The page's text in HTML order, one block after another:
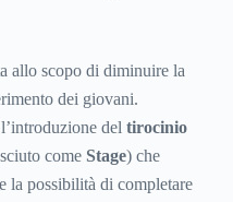
allo scopo di diminuire la
dei giovani.
del tirocinio
come Stage) che
la possibilità di completare